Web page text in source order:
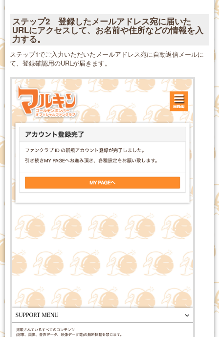
ステップ2 登録したメールアドレス宛に届いた
URLにアクセスして、お名前や住所などの情報を入
力する。
ステップ1でご入力いただいたメールアドレス宛に自動返信メールに
て、登録確認用のURLが届きます。